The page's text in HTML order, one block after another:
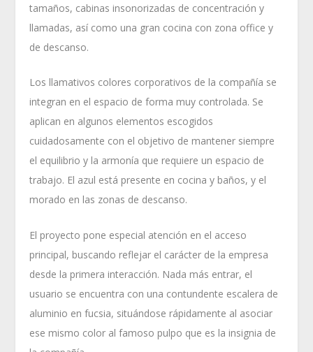
tamaños, cabinas insonorizadas de concentración y
llamadas, así como una gran cocina con zona office y
de descanso.
Los llamativos colores corporativos de la compañía se
integran en el espacio de forma muy controlada. Se
aplican en algunos elementos escogidos
cuidadosamente con el objetivo de mantener siempre
el equilibrio y la armonía que requiere un espacio de
trabajo. El azul está presente en cocina y baños, y el
morado en las zonas de descanso.
El proyecto pone especial atención en el acceso
principal, buscando reflejar el carácter de la empresa
desde la primera interacción. Nada más entrar, el
usuario se encuentra con una contundente escalera de
aluminio en fucsia, situándose rápidamente al asociar
ese mismo color al famoso pulpo que es la insignia de